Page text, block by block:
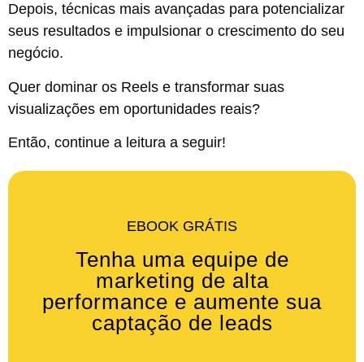
Depois, técnicas mais avançadas para potencializar
seus resultados e impulsionar o crescimento do seu
negócio.
Quer dominar os Reels e transformar suas
visualizações em oportunidades reais?
Então, continue a leitura a seguir!
EBOOK GRÁTIS
Tenha uma equipe de
marketing de alta
performance e aumente sua
captação de leads